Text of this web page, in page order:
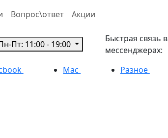
Вопрос\ответ Акции
Пт: 11:00 - 19:00
Быстрая связь в
мессенджерах:
Mac Разное